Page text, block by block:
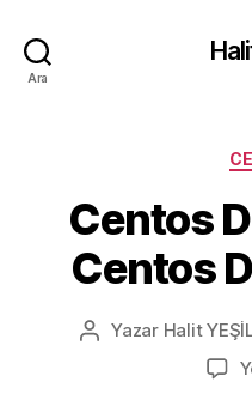
Ara
Centos
Centos
Yazının
Yazar Halit